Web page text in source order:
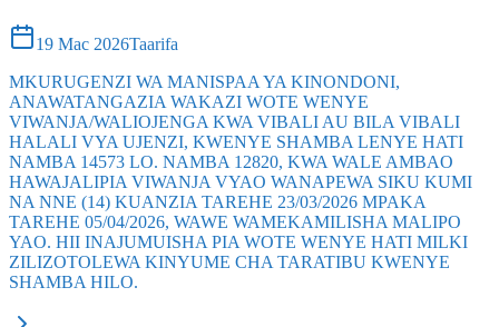
19 Mac 2026Taarifa
MKURUGENZI WA MANISPAA YA KINONDONI,
ANAWATANGAZIA WAKAZI WOTE WENYE
VIWANJA/WALIOJENGA KWA VIBALI AU BILA VIBALI
HALALI VYA UJENZI, KWENYE SHAMBA LENYE HATI
NAMBA 14573 LO. NAMBA 12820, KWA WALE AMBAO
HAWAJALIPIA VIWANJA VYAO WANAPEWA SIKU KUMI
NA NNE (14) KUANZIA TAREHE 23/03/2026 MPAKA
TAREHE 05/04/2026, WAWE WAMEKAMILISHA MALIPO
YAO. HII INAJUMUISHA PIA WOTE WENYE HATI MILKI
ZILIZOTOLEWA KINYUME CHA TARATIBU KWENYE
SHAMBA HILO.